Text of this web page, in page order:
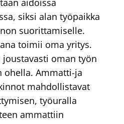
aidoissa
siksi alan työpaikka
suorittamiselle.
toimii oma yritys.
oman työn
Ammatti-ja
mahdollistavat
työuralla
ammattiin